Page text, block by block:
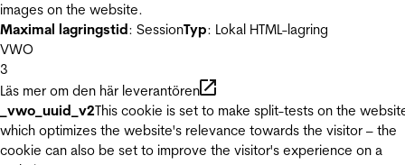
images on the website.
Maximal lagringstid: SessionTyp: Lokal HTML-lagring
VWO
3
Läs mer om den här leverantören
_vwo_uuid_v2This cookie is set to make split-tests on the
which optimizes the website's relevance towards the visitor – the
cookie can also be set to improve the visitor's experience on a